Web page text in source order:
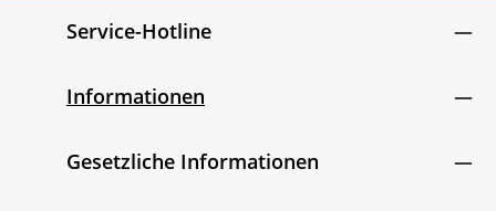
Service-Hotline
Informationen
Gesetzliche Informationen